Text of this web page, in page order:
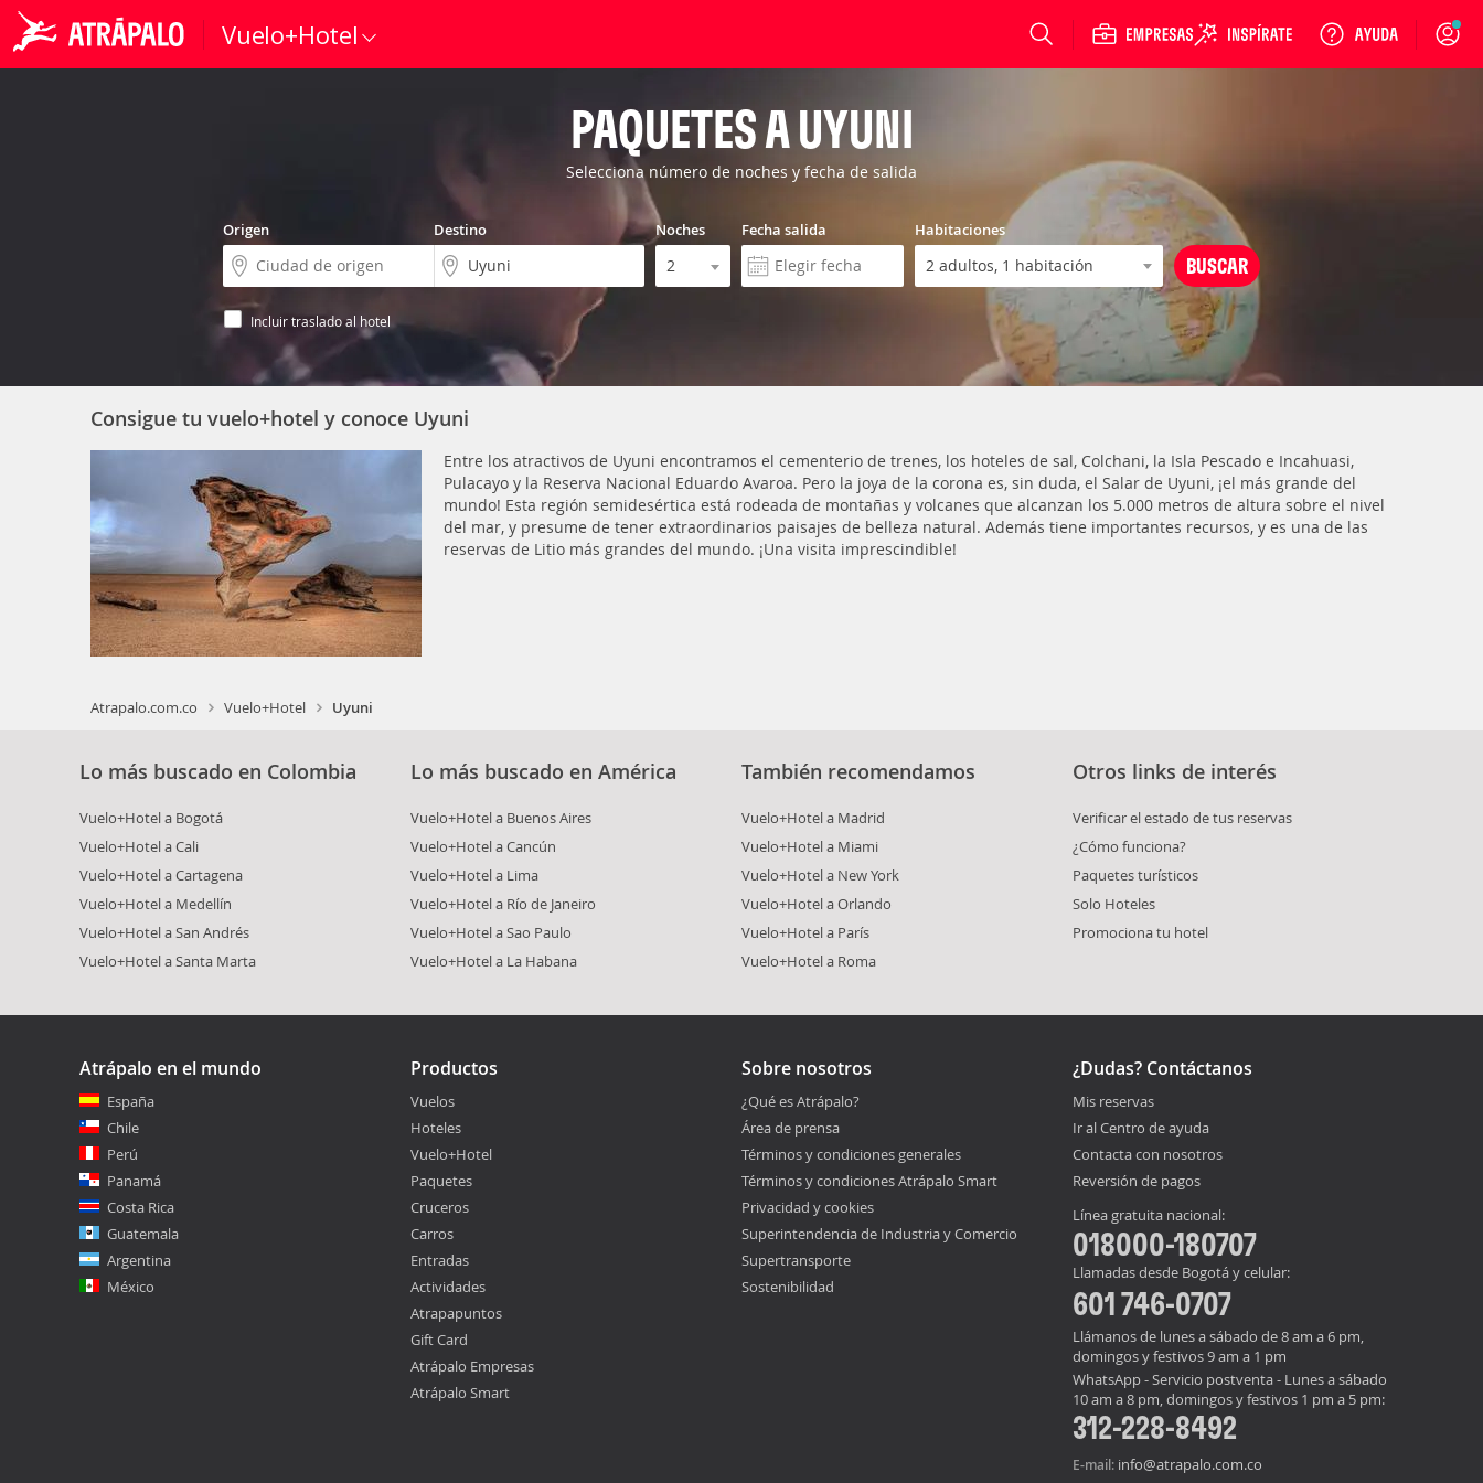
Vuelo+Hotel Login
PAQUETES A UYUNI
Selecciona número de noches y fecha de salida
Origen Destino Noches Fecha salida Habitaciones
Incluir traslado al hotel
Consigue tu vuelo+hotel y conoce Uyuni
Entre los atractivos de Uyuni encontramos el cementerio de trenes, los hoteles de sal, Colchani, la Isla Pescado e Incahuasi,
Pulacayo y la Reserva Nacional Eduardo Avaroa. Pero la joya de la corona es, sin duda, el Salar de Uyuni, ¡el más grande del
mundo! Esta región semidesértica está rodeada de montañas y volcanes que alcanzan los 5.000 metros de altura sobre el nivel
del mar, y presume de tener extraordinarios paisajes de belleza natural. Además tiene importantes recursos, y es una de las
reservas de Litio más grandes del mundo. ¡Una visita imprescindible!
Atrapalo.com.co Vuelo+Hotel Uyuni
Lo más buscado en Colombia
Vuelo+Hotel a Bogotá
Vuelo+Hotel a Cali
Vuelo+Hotel a Cartagena
Vuelo+Hotel a Medellín
Vuelo+Hotel a San Andrés
Vuelo+Hotel a Santa Marta
Lo más buscado en América
Vuelo+Hotel a Buenos Aires
Vuelo+Hotel a Cancún
Vuelo+Hotel a Lima
Vuelo+Hotel a Río de Janeiro
Vuelo+Hotel a Sao Paulo
Vuelo+Hotel a La Habana
También recomendamos
Vuelo+Hotel a Madrid
Vuelo+Hotel a Miami
Vuelo+Hotel a New York
Vuelo+Hotel a Orlando
Vuelo+Hotel a París
Vuelo+Hotel a Roma
Otros links de interés
Verificar el estado de tus reservas
¿Cómo funciona?
Paquetes turísticos
Solo Hoteles
Promociona tu hotel
Atrápalo en el mundo
España
Chile
Perú
Panamá
Costa Rica
Guatemala
Argentina
México
Productos
Vuelos
Hoteles
Vuelo+Hotel
Paquetes
Cruceros
Carros
Entradas
Actividades
Atrapapuntos
Gift Card
Atrápalo Empresas
Atrápalo Smart
Sobre nosotros
¿Qué es Atrápalo?
Área de prensa
Términos y condiciones generales
Términos y condiciones Atrápalo Smart
Privacidad y cookies
Superintendencia de Industria y Comercio
Supertransporte
Sostenibilidad
¿Dudas? Contáctanos
Mis reservas
Ir al Centro de ayuda
Contacta con nosotros
Reversión de pagos
Línea gratuita nacional:
018000-180707
Llamadas desde Bogotá y celular:
601 746-0707
Llámanos de lunes a sábado de 8 am a 6 pm,
domingos y festivos 9 am a 1 pm
WhatsApp - Servicio postventa - Lunes a sábado
10 am a 8 pm, domingos y festivos 1 pm a 5 pm:
312-228-8492
E-mail: info@atrapalo.com.co